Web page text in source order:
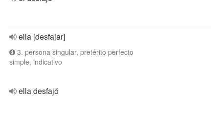
ella [desfajar]
3. persona singular, pretérito perfecto
simple, indicativo
ella desfajó